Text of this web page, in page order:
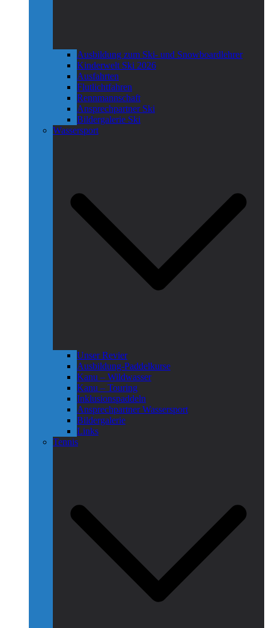
Ausbildung zum Ski- und Snowboardlehrer
Kinderwelt Ski 2026
Ausfahrten
Flutlichtfahren
Rennmannschaft
Ansprechpartner Ski
Bildergalerie Ski
Wassersport
Unser Revier
Ausbildung-Paddelkurse
Kanu – Wildwasser
Kanu – Touring
Inklusionspaddeln
Ansprechpartner Wassersport
Bildergalerie
Links
Tennis